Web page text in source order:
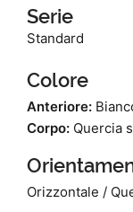
Serie
Standard
Colore
Anteriore:
Corpo: Quercia
Orizzontale /